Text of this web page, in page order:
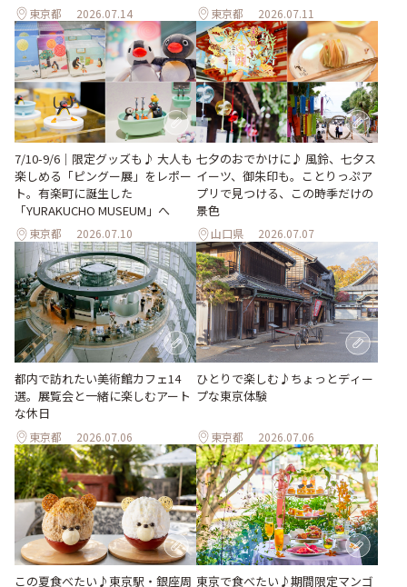
東京都 2026.07.14 東京都 2026.07.11
7/10-9/6｜限定グッズも♪ 大人も
楽しめる「ピングー展」をレポー
ト。有楽町に誕生した
「YURAKUCHO MUSEUM」へ
東京都 2026.07.10
七夕のおでかけに♪ 風鈴、七夕ス
イーツ、御朱印も。ことりっぷア
プリで見つける、この時季だけの
景色
山口県 2026.07.07
都内で訪れたい美術館カフェ14
選。展覧会と一緒に楽しむアート
な休日
東京都 2026.07.06
ひとりで楽しむ♪ちょっとディー
プな東京体験
東京都 2026.07.06
この夏食べたい♪東京駅・銀座周 東京で食べたい♪期間限定マンゴ